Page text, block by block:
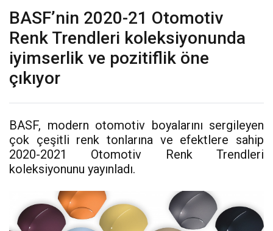
BASF’nin 2020-21 Otomotiv
Renk Trendleri koleksiyonunda
iyimserlik ve pozitiflik öne
çıkıyor
BASF, modern otomotiv boyalarını sergileyen
çok çeşitli renk tonlarına ve efektlere sahip
2020-2021 Otomotiv Renk Trendleri
koleksiyonunu yayınladı.